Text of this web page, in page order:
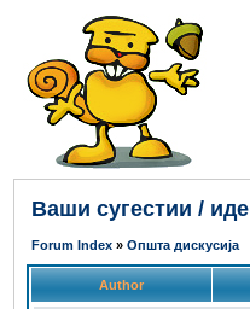
Ваши сугестии /
Forum Index » Општа дискусија
Author